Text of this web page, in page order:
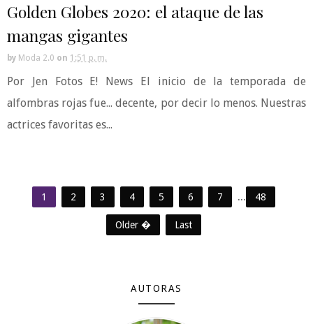
Golden Globes 2020: el ataque de las
mangas gigantes
by Moda 2.0 on 1:51 p. m.
Por Jen Fotos E! News El inicio de la temporada de
alfombras rojas fue... decente, por decir lo menos. Nuestras
actrices favoritas es...
1 2 3 4 5 6 7 ... 48
Older � Last
AUTORAS